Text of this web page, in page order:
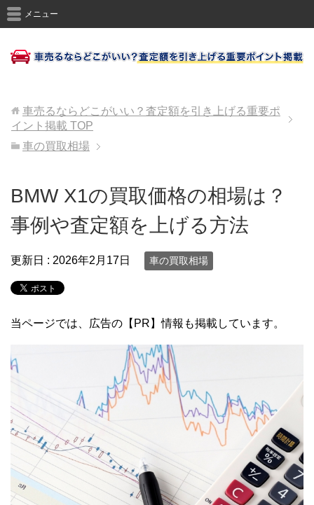
メニュー
車売るならどこがいい？査定額を引き上げる重要ポ
イント掲載 TOP
車の買取相場
BMW X1の買取価格の相場は？
事例や査定額を上げる方法
更新日 : 2026年2月17日 車の買取相場
当ページでは、広告の【PR】情報も掲載しています。